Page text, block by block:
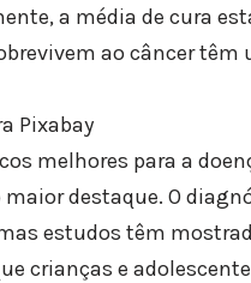
a média de cura
ao câncer
Pixabay
melhores para a
destaque. O
estudos têm
crianças e